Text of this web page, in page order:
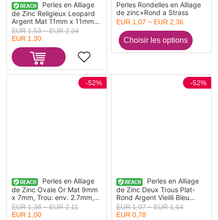
Perles en Alliage
de Zinc Religieux Leopard
Argent Mat 11mm x 11mm,
Trou: env. 4.3mm, 20 Pcs
EUR 1,53 ~ EUR 2,34
EUR 1,30
Perles Rondelles en Alliage
de zinc+Rond a Strass
EUR 1,07 ~ EUR 2,36
Perles en Alliage
de Zinc Ovale Or Mat 9mm
x 7mm, Trou: env. 2.7mm,
10 Pcs
-52%
EUR 1,38 ~ EUR 2,11
EUR 1,00
Perles en Alliage
de Zinc Deux Trous Plat-
Rond Argent Vieilli Bleu
Paon Email 12mm Dia, Trou:
env. 1.1mm, 10 Pcs
-52%
EUR 1,07 ~ EUR 1,64
EUR 0,78